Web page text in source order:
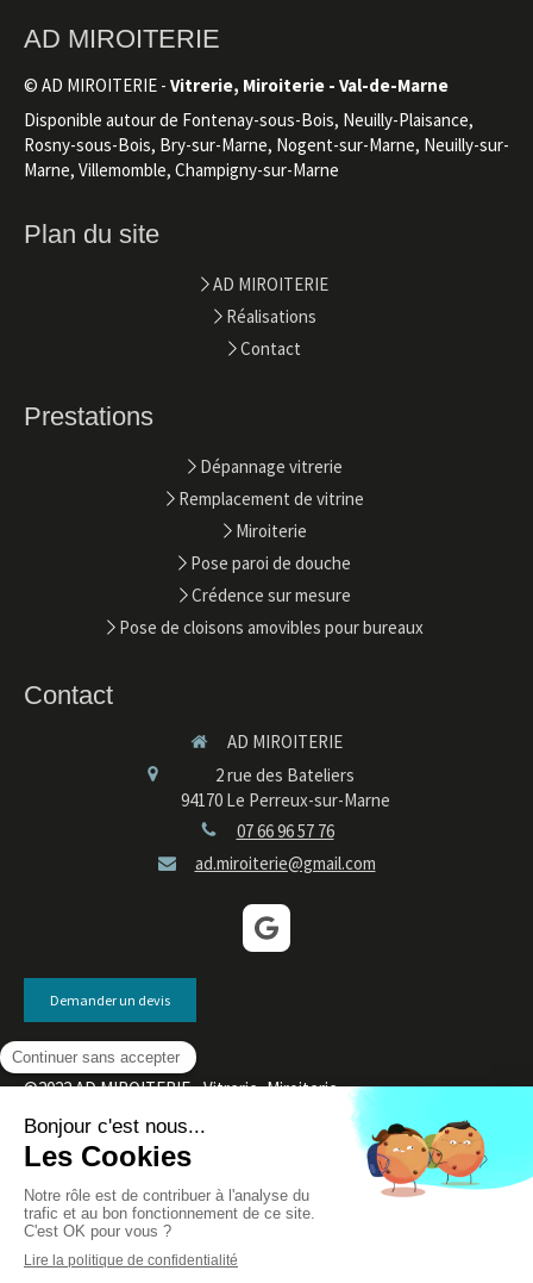
AD MIROITERIE
© AD MIROITERIE - Vitrerie, Miroiterie - Val-de-Marne
Disponible autour de Fontenay-sous-Bois, Neuilly-Plaisance,
Rosny-sous-Bois, Bry-sur-Marne, Nogent-sur-Marne, Neuilly-sur-
Marne, Villemomble, Champigny-sur-Marne
Plan du site
AD MIROITERIE
Réalisations
Contact
Prestations
Dépannage vitrerie
Remplacement de vitrine
Miroiterie
Pose paroi de douche
Crédence sur mesure
Pose de cloisons amovibles pour bureaux
Contact
AD MIROITERIE
2 rue des Bateliers
94170 Le Perreux-sur-Marne
07 66 96 57 76
ad.miroiterie@gmail.com
Demander un devis
©2022 AD MIROITERIE - Vitrerie, Miroiterie
Mentions légales